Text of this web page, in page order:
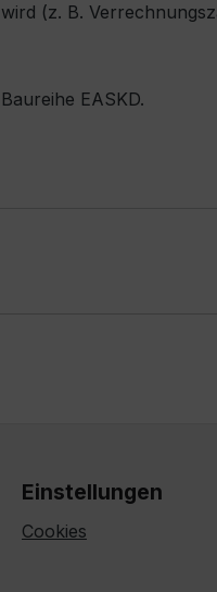
(z. B.
EASKD.
Einstellungen
Cookies